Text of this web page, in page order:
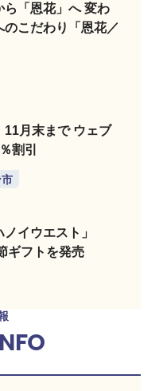
ら「恩花」へ 変わ
のこだわり「恩花／
11月末まで ウェブ
割引
ノイウエスト」
ギフトを発売